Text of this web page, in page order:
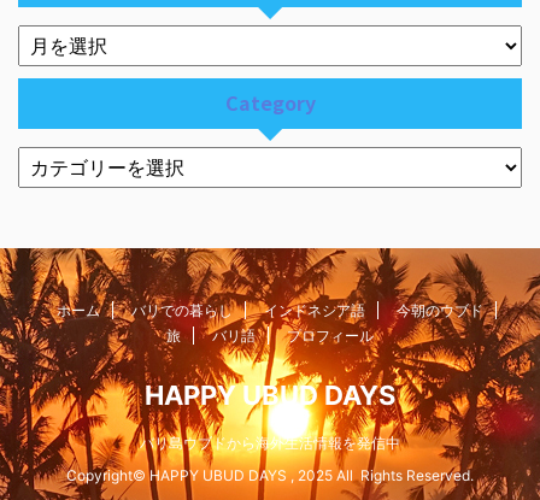
Category
ホーム バリでの暮らし インドネシア語
今朝のウブド
旅
バリ語 プロフィール
HAPPY UBUD DAYS
バリ島ウブドから海外生活情報を発信中
Copyright© HAPPY UBUD DAYS , 2025 All Rights Reserved.